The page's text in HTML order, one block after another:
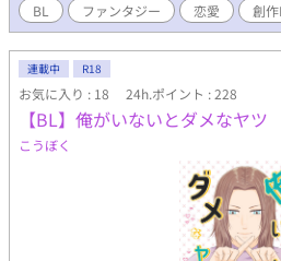
BL ファンタジー 恋愛 創作
連載中 R18
お気に入り : 18 24h.ポイント : 228
【BL】俺がいないとダメなヤツ
こうぼく